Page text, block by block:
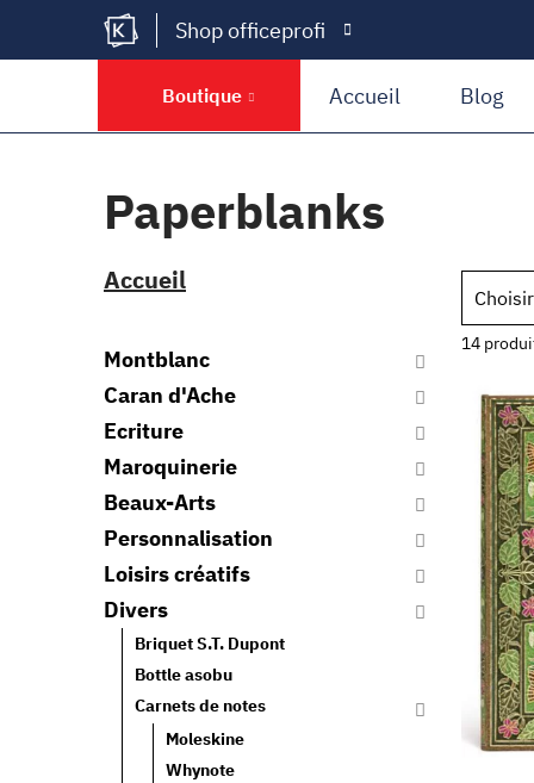
Shop officeprofi
Boutique Accueil Blog
Paperblanks
Choisir
14
Accueil
Montblanc
Caran d'Ache
Ecriture
Maroquinerie
Beaux-Arts
Personnalisation
Loisirs créatifs
Divers
Briquet S.T. Dupont
Bottle asobu
Carnets de notes
Moleskine
Whynote